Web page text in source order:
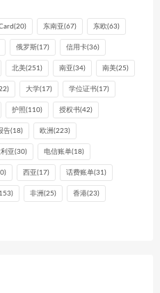
(20) 东南亚(67) 东欧(63)
俄罗斯(17) 信用卡(36)
北美(251) 南亚(34) 南美(25)
大学(17) 学位证书(17)
护照(110) 授权书(42)
告(18) 欧洲 (223)
亚(30) 电信账单(18)
西亚(17) 话费账单(31)
非洲 (25) 香港(23)